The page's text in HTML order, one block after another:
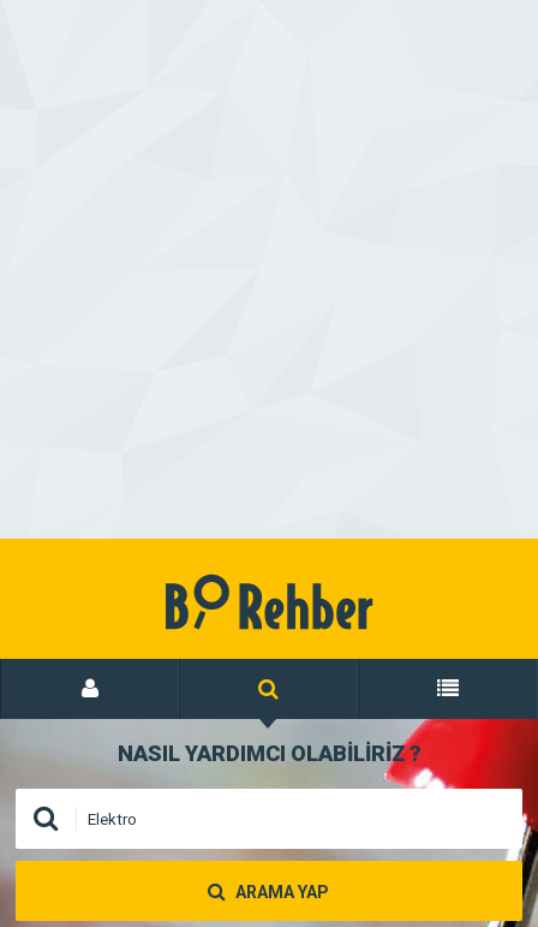
NASIL YARDIMCI OLABİLİRİZ?
ARAMA YAP